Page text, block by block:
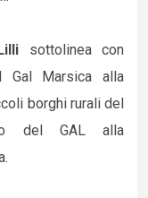
sottolinea con
Gal Marsica alla
borghi rurali del
del GAL alla